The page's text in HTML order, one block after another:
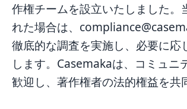
作権チームを設立いたしました
れた場合は、
徹底的な調査を実施し、必要に
します。Casemakaは、コミュ
歓迎し、著作権者の法的権益を共